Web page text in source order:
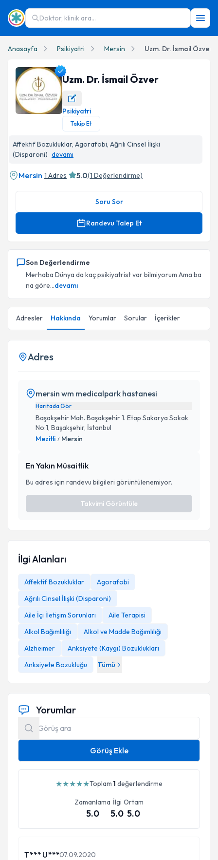
Doktor, klinik ara...
Anasayfa Psikiyatri Mersin Uzm. Dr. İsmail Özver
Uzm. Dr. İsmail Özver Profil Fotoğrafı
Uzm. Dr. İsmail Özver
Psikiyatri
Takip Et
Affektif Bozukluklar, Agorafobi, Ağrılı Cinsel İlişki
(Disparoni) devamı
Mersin 1 Adres 5.0(1 Değerlendirme)
Soru Sor
Randevu Talep Et
Son Değerlendirme
Merhaba Dünya da kaç psikiyatrist var bilmiyorum Ama ba
na göre...devamı
Adresler Hakkında Yorumlar Sorular İçerikler
Adres
mersin wm medicalpark hastanesi
Haritada Gör
Başakşehir Mah. Başakşehir 1. Etap Sakarya Sokak
No:1, Başakşehir, İstanbul
Mezitli / Mersin
En Yakın Müsaitlik
Bu adres için randevu bilgileri görüntülenemiyor.
Takvimi Görüntüle
İlgi Alanları
Affektif Bozukluklar
Agorafobi
Ağrılı Cinsel İlişki (Disparoni)
Aile İçi İletişim Sorunları
Aile Terapisi
Alkol Bağımlılığı
Alkol ve Madde Bağımlılığı
Alzheimer
Anksiyete (Kaygı) Bozuklukları
Anksiyete Bozukluğu
Tümü
Yorumlar
Görüş Ekle
★★★★★Toplam 1 değerlendirme
Zamanlama
5.0
İlgi
5.0
Ortam
5.0
T*** U***07.09.2020